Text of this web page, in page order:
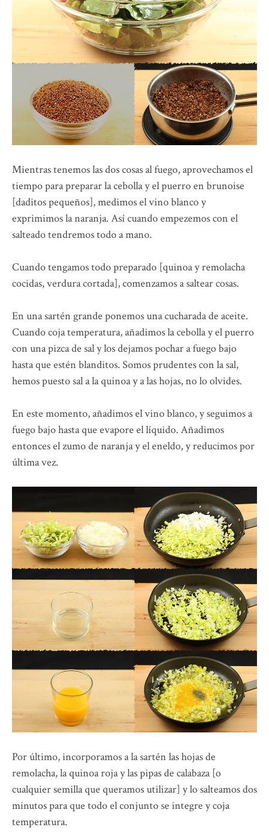
Mientras tenemos las dos cosas al fuego, aprovechamos el
tiempo para preparar la cebolla y el puerro en brunoise
[daditos pequeños], medimos el vino blanco y
exprimimos la naranja. Así cuando empezemos con el
salteado tendremos todo a mano.
Cuando tengamos todo preparado [quinoa y remolacha
cocidas, verdura cortada], comenzamos a saltear cosas.
En una sartén grande ponemos una cucharada de aceite.
Cuando coja temperatura, añadimos la cebolla y el puerro
con una pizca de sal y los dejamos pochar a fuego bajo
hasta que estén blanditos. Somos prudentes con la sal,
hemos puesto sal a la quinoa y a las hojas, no lo olvides.
En este momento, añadimos el vino blanco, y seguimos a
fuego bajo hasta que evapore el líquido. Añadimos
entonces el zumo de naranja y el eneldo, y reducimos por
última vez.
Por último, incorporamos a la sartén las hojas de
remolacha, la quinoa roja y las pipas de calabaza [o
cualquier semilla que queramos utilizar] y lo salteamos dos
minutos para que todo el conjunto se integre y coja
temperatura.